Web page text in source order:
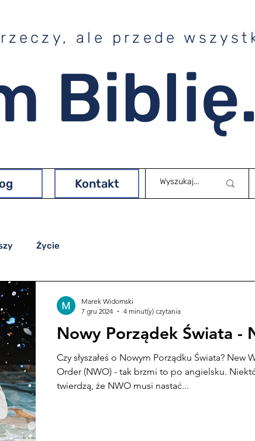
ale przede
Kontakt
Życie
Nowy Porządek Świata -
Czy słyszałeś o Nowym Porządku Świata? New
Order (NWO) - tak brzmi to po angielsku. Niektórzy
twierdzą, że NWO musi nastać...
Marek Widomski
7 gru 2024
4 minut(y) czytania